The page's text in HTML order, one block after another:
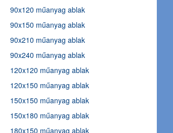
90x120 műanyag ablak
90x150 műanyag ablak
90x210 műanyag ablak
90x240 műanyag ablak
120x120 műanyag ablak
120x150 műanyag ablak
150x150 műanyag ablak
150x180 műanyag ablak
180x150 műanyag ablak